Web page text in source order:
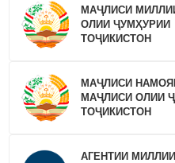
МАҶЛИСИ
ОЛИИ ҶУМҲУРИИ
ТОҶИКИСТОН
МАҶЛИСИ
МАҶЛИСИ ОЛИИ
ТОҶИКИСТОН
АГЕНТИИ МИЛЛИИ